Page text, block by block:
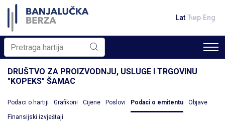
Lat Ћир Eng
DRUŠTVO ZA PROIZVODNJU, USLUGE I TRGOVINU
"KOPEKS" ŠAMAC
Podaci o hartiji Grafikoni Cijene Poslovi Podaci o emitentu Objave
Finansijski izvještaji